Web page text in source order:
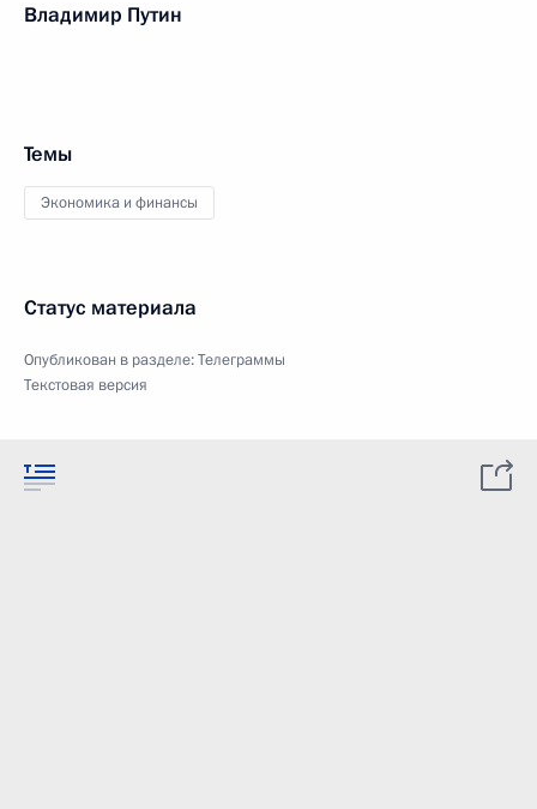
Владимир Путин
Темы
Экономика и финансы
Статус материала
Опубликован в разделе:Телеграммы
Текстовая версия